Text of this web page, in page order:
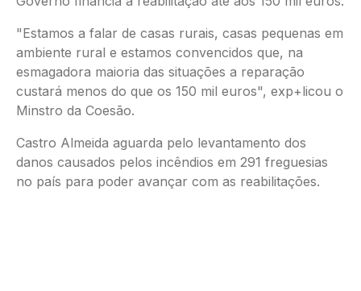
"Estamos a falar de casas rurais, casas pequenas em
ambiente rural e estamos convencidos que, na
esmagadora maioria das situações a reparação
custará menos do que os 150 mil euros", exp+licou o
Minstro da Coesão.
Castro Almeida aguarda pelo levantamento dos
danos causados pelos incêndios em 291 freguesias
no país para poder avançar com as reabilitações.